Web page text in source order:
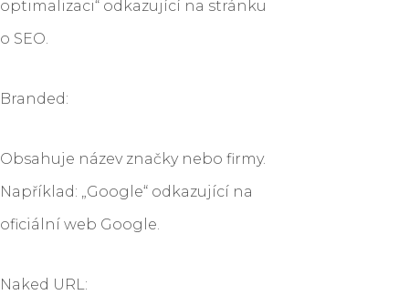
optimalizaci“ odkazující na stránku
o SEO.
Branded:
Obsahuje název značky nebo firmy.
Například: „Google“ odkazující na
oficiální web Google.
Naked URL: